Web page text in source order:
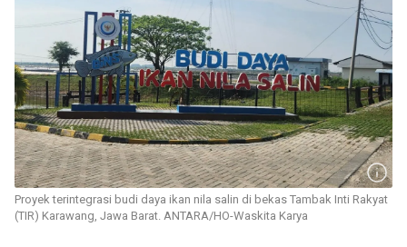
Proyek terintegrasi budi daya ikan nila salin di bekas Tambak Inti Rakyat
(TIR) Karawang, Jawa Barat. ANTARA/HO-Waskita Karya